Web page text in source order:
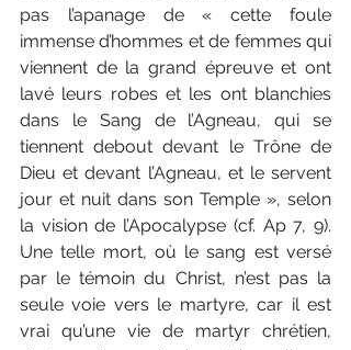
pas l’apanage de « cette foule
immense d’hommes et de femmes qui
viennent de la grand épreuve et ont
lavé leurs robes et les ont blanchies
dans le Sang de l’Agneau, qui se
tiennent debout devant le Trône de
Dieu et devant l’Agneau, et le servent
jour et nuit dans son Temple », selon
la vision de l’Apocalypse (cf. Ap 7, 9).
Une telle mort, où le sang est versé
par le témoin du Christ, n’est pas la
seule voie vers le martyre, car il est
vrai qu’une vie de martyr chrétien,